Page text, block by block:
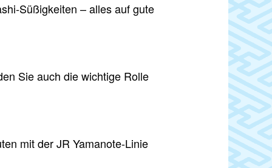
Süßigkeiten – alles auf gute
Sie auch die wichtige Rolle
mit der JR Yamanote-Linie